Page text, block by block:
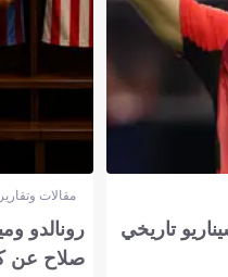
تاريخي
مقالات
رونالدو
صلاح عن